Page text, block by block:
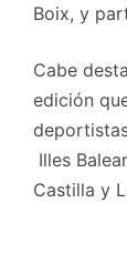
Boix, y
Cabe
edición
Illes
Castilla y